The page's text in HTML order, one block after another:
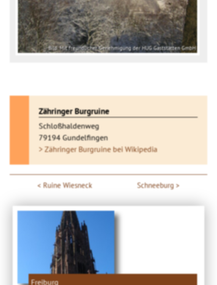
Bild: Mit freundlicher Genehmigung der HUG Gaststätten GmbH
Zähringer Burgruine
Schloßhaldenweg
79194 Gundelfingen
> Zähringer Burgruine bei Wikipedia
Ruine Wiesneck Schneeburg
Freiburg